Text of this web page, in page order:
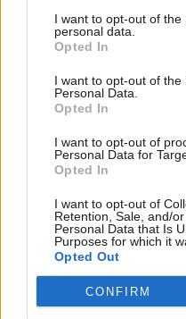
I want to opt-out of the
personal data.
Opted In
I want to opt-out of the
Personal Data.
Opted In
I want to opt-out of
Personal Data for
Opted In
I want to opt-out of
Retention, Sale, and/
Personal Data that Is
Purposes for which it
Opted Out
CONFIRM
du jus de citron et 1
Aussi, vous pouvez
poivre pour une saveur
Porter à ébullition
puis filtrer l’eau
refroidir. Profitez-en